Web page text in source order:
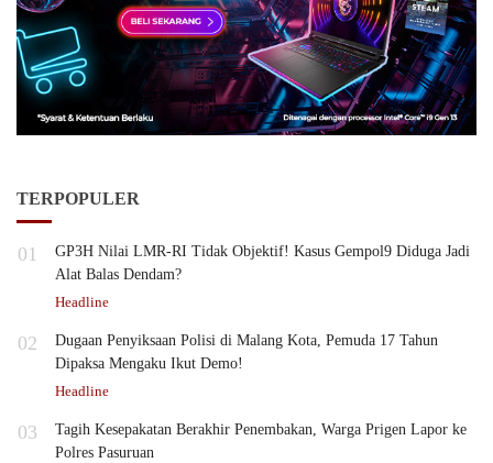
TERPOPULER
01
GP3H Nilai LMR-RI Tidak Objektif! Kasus Gempol9 Diduga Jadi
Alat Balas Dendam?
Headline
02
Dugaan Penyiksaan Polisi di Malang Kota, Pemuda 17 Tahun
Dipaksa Mengaku Ikut Demo!
Headline
03
Tagih Kesepakatan Berakhir Penembakan, Warga Prigen Lapor ke
Polres Pasuruan